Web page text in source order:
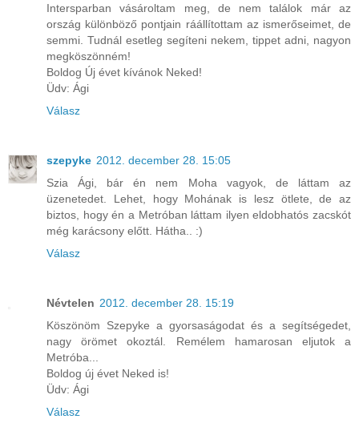
Intersparban vásároltam meg, de nem találok már az
ország különböző pontjain ráállítottam az ismerőseimet, de
semmi. Tudnál esetleg segíteni nekem, tippet adni, nagyon
megköszönném!
Boldog Új évet kívánok Neked!
Üdv: Ági
Válasz
szepyke 2012. december 28. 15:05
Szia Ági, bár én nem Moha vagyok, de láttam az
üzenetedet. Lehet, hogy Mohának is lesz ötlete, de az
biztos, hogy én a Metróban láttam ilyen eldobhatós zacskót
még karácsony előtt. Hátha.. :)
Válasz
Névtelen 2012. december 28. 15:19
Köszönöm Szepyke a gyorsaságodat és a segítségedet,
nagy örömet okoztál. Remélem hamarosan eljutok a
Metróba...
Boldog új évet Neked is!
Üdv: Ági
Válasz